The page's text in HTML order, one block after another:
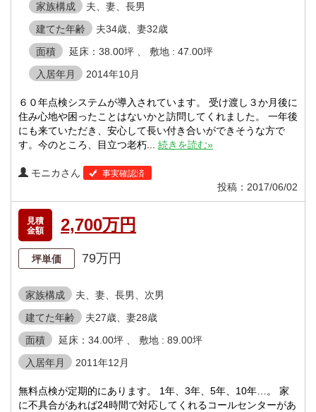
家族構成
夫、妻、長男
建てた年齢
夫34歳、妻32歳
面積
延床：38.00坪 、 敷地 : 47.00坪
入居年月
2014年10月
６０年点検システムが導入されています。 受け渡し３か月後に
住み心地や困ったことはないかと訪問してくれました。 一年後
にも来ていただき、安心して長い付き合いができそうな方で
す。今のところ、目立つ老朽... 続きを読む»
モニカさん 事実確認済
投稿：2017/06/02
見積
金額
2,700万円
坪単価 79万円
家族構成
夫、妻、長男、次男
建てた年齢
夫27歳、妻28歳
面積
延床：34.00坪 、 敷地 : 89.00坪
入居年月
2011年12月
無料点検が定期的にあります。 1年、3年、5年、10年…。 家
に不具合があれば24時間で対応してくれるコールセンターがあ